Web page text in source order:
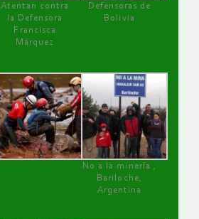
Atentan contra
la Defensora
Francisca
Márquez
Defensoras de
Bolivia
No a la minería ,
Bariloche,
Argentina